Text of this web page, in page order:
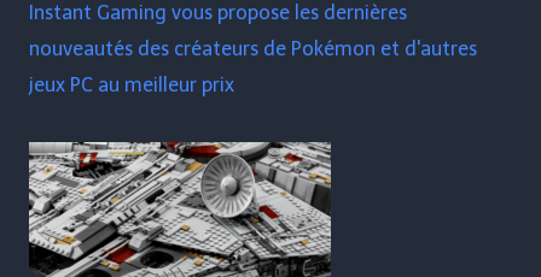
Instant Gaming vous propose les dernières
nouveautés des créateurs de Pokémon et d'autres
jeux PC au meilleur prix